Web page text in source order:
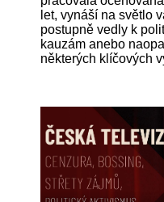
let, vynáší na světlo
postupně vedly k
kauzám anebo
některých klíčových